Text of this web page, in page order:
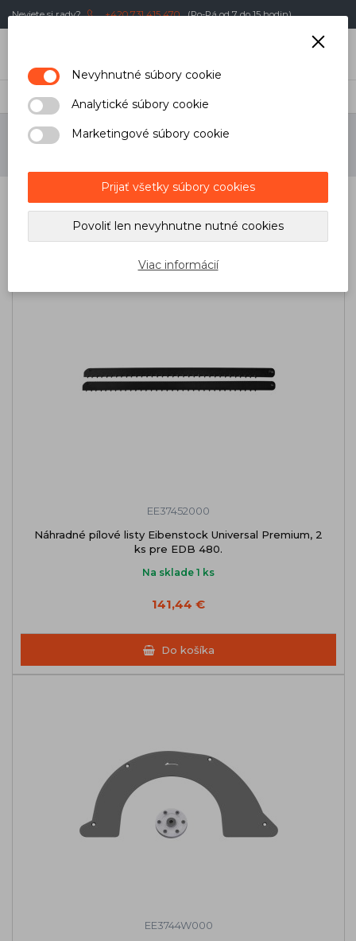
Neviete si rady? +420 731 415 470 (Po-Pá od 7 do 15 hodin)
Úvod / Stavebníctvo a dielňa Príslušenstvo
PRÍSLUŠENSTVO
Najnovšie Najlacnejšie Najdrahšie
EE37452000
Náhradné pílové listy Eibenstock Universal Premium, 2
ks pre EDB 480.
Na sklade 1 ks
141,44 €
Do košíka
EE3744W000
Nevyhnutné súbory cookie
Analytické súbory cookie
Marketingové súbory cookie
Prijať všetky súbory cookies
Povoliť len nevyhnutne nutné cookies
Viac informácií